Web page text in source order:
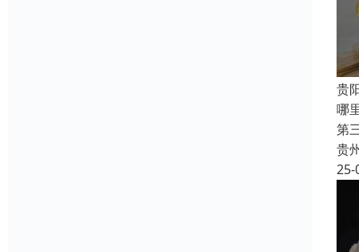
贵
哪
第
贵
25-